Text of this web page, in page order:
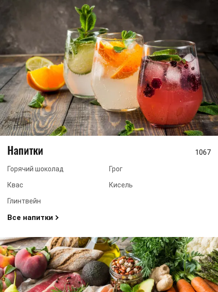
Напитки 1067
Горячий шоколад Грог
Квас Кисель
Глинтвейн
Все напитки